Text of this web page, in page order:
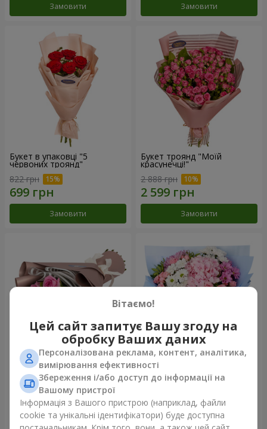
Замовити Замовити
Букет в упаковці "5
червоних троянд"
822 грн
Замовити
Букет троянд "Моїй
красунечці!"
2 888 грн
Замовити
Букет "7 рожевих троянд!"
1 074 грн
Замовити
Романтичний букет
"Небеса"
Замовити
Вітаємо!
Цей сайт запитує Вашу згоду на
обробку Ваших даних
Персоналізована реклама, контент, аналітика,
вимірювання ефективності
Збереження і/або доступ до інформації на
Вашому пристрої
Інформація з Вашого пристрою (наприклад, файли
cookie та унікальні ідентифікатори) буде доступна